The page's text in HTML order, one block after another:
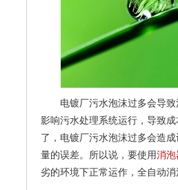
电镀厂污水泡沫过多会导
影响污水处理系统运行，导致
了，电镀厂污水泡沫过多会造
量的误差。所以说，要使用消泡
劣的环境下正常运作，全自动